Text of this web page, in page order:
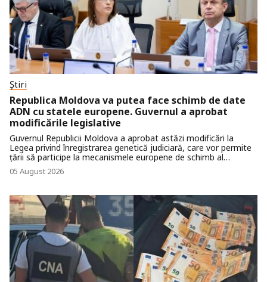
Știri
Republica Moldova va putea face schimb de date
ADN cu statele europene. Guvernul a aprobat
modificările legislative
Guvernul Republicii Moldova a aprobat astăzi modificări la
Legea privind înregistrarea genetică judiciară, care vor permite
țării să participe la mecanismele europene de schimb al
rezultatelor analizelor ADN.
05 August 2026